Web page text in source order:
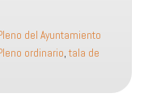
del Ayuntamiento
ordinario, tala de